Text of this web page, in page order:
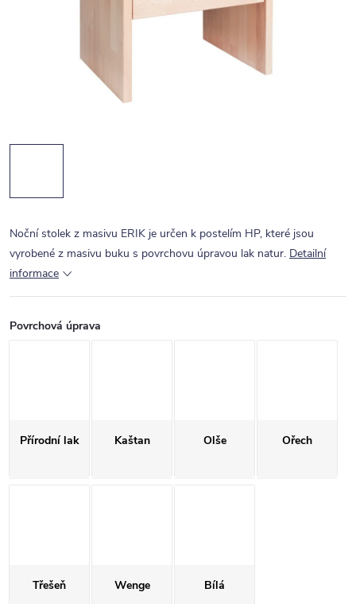
Noční stolek z masivu ERIK je určen k postelím HP, které jsou
vyrobené z masivu buku s povrchovu úpravou lak natur. Detailní
informace
Povrchová úprava
Přírodní lak Kaštan Olše Ořech
Třešeň Wenge Bílá